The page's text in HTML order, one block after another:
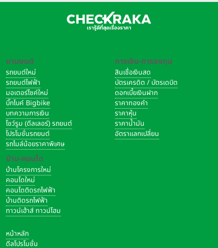
ยานยนต์
รถยนต์ใหม่
รถยนต์ไฟฟ้า
มอเตอร์ไซค์ใหม่
บิ๊กไบค์ Bigbike
บทความการเงิน
โชว์รูม (ดีลเลอร์) รถยนต์
โปรโมชั่นรถยนต์
รถไมล์น้อยราคาพิเศษ
บ้าน-คอนโด
บ้านโครงการใหม่
คอนโดใหม่
คอนโดติดรถไฟฟ้า
บ้านติดรถไฟฟ้า
ทาวน์เฮ้าส์ ทาวน์โฮม
การเงิน-การลงทุน
สินเชื่อเงินสด
บัตรเครดิต / บัตรเดบิต
ดอกเบี้ยเงินฝาก
ราคาทองคำ
ราคาหุ้น
ราคาน้ำมัน
อัตราแลกเปลี่ยน
หน้าหลัก
ดีลโปรโมชั่น